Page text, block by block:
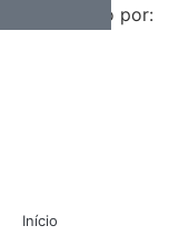
Desenvolvido por:
Início